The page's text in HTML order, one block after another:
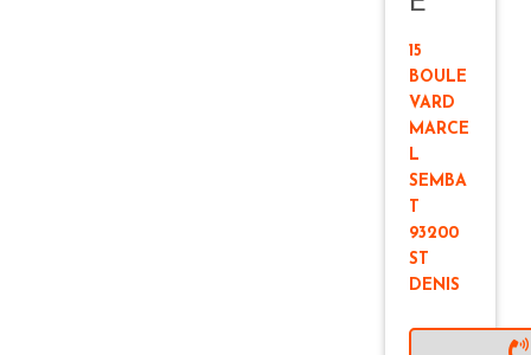
15
BOULE
VARD
MARCE
L
SEMBA
T
93200
ST
DENIS